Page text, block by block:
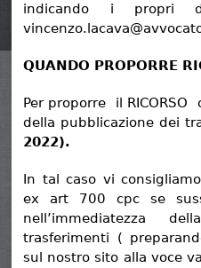
indicando i propri
QUANDO PROPORRE
Per proporre il
della pubblicazione dei
2022).
In tal caso vi
ex art 700 cpc se
nell’immediatezza
trasferimenti (
sul nostro sito alla voce